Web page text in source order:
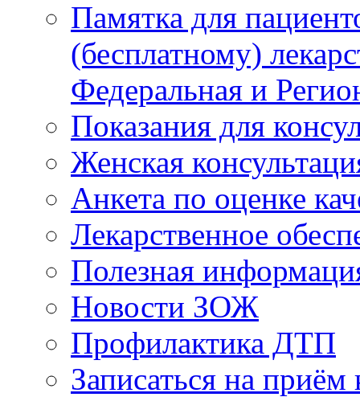
Памятка для
(бесплатному)
Федеральная и
Показания для
Женская
Анкета по оценке
Лекарственное
Полезная
Новости ЗОЖ
Профилактика ДТП
Записаться на приём